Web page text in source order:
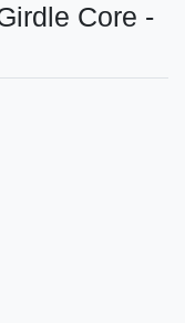
Core -